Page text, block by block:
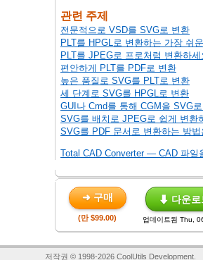
관련 주제
전문적으로 VSD를 SVG로 변환
PLT를 HPGL로 변환하는 가장 쉬
PLT를 JPEG로 프로처럼 변환하세
편안하게 PLT를 PDF로 변환
높은 품질로 SVG를 PLT로 변환
세 단계로 SVG를 HPGL로 변환
GUI나 Cmd를 통해 CGM을 SVG
SVG를 배치로 JPEG로 쉽게 변환
SVG를 PDF 문서로 변환하는 방법
Total CAD Converter — CAD 파일
➜ 구매 ⬇ 다운로
(만 $99.00) 업데이트됨 Thu,
저작권 © 1998-2026 CoolUtils Development.